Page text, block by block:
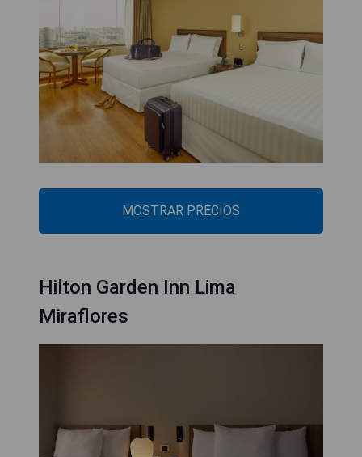
MOSTRAR PRECIOS
Hilton Garden Inn Lima
Miraflores